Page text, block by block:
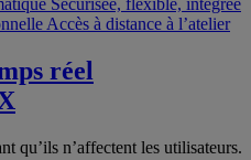
Sécurisée, flexible, intégrée
Accès à distance à l’atelier
réel
qu’ils n’affectent les utilisateurs.